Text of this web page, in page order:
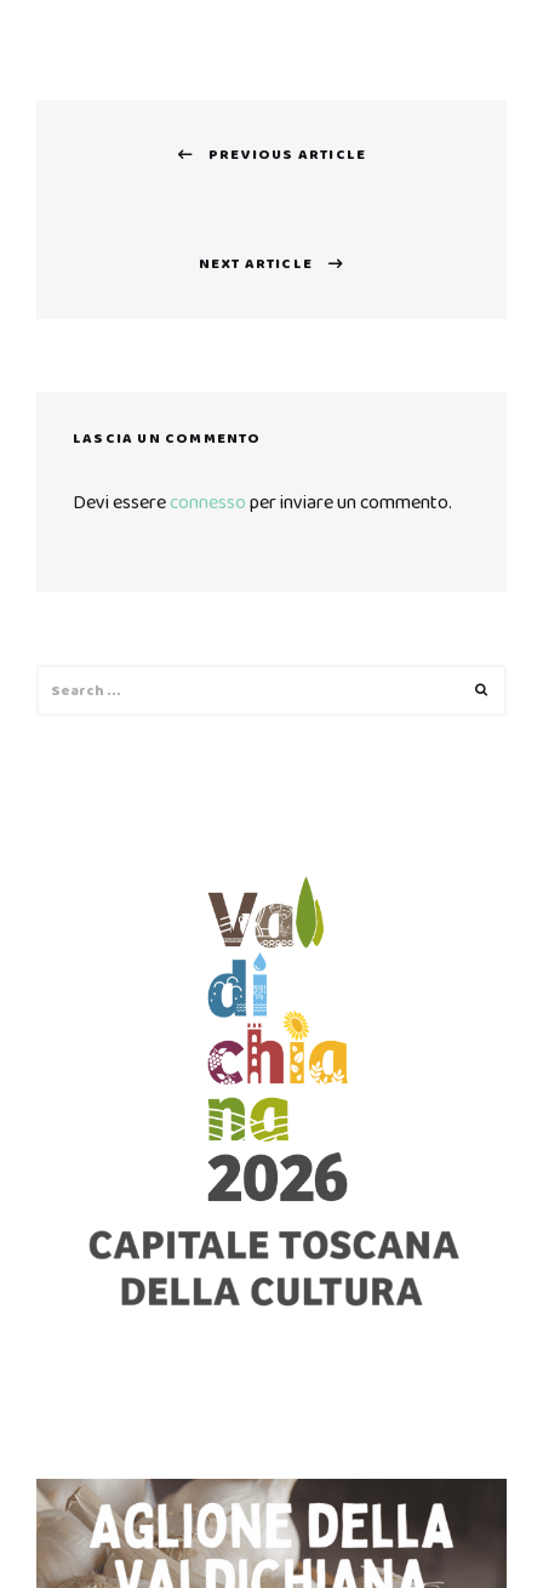
PREVIOUS ARTICLE
NEXT ARTICLE
LASCIA UN COMMENTO
Devi essereconnessoper inviare un commento.
for: